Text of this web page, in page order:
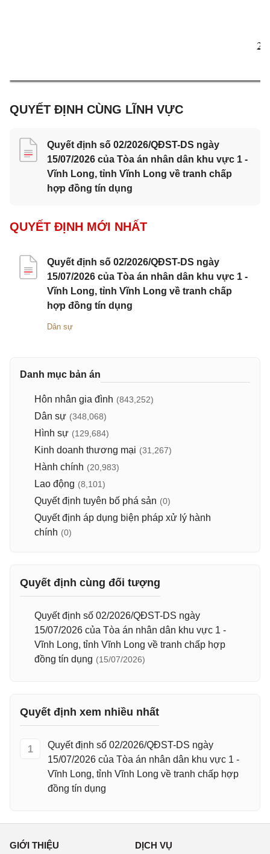
2
QUYẾT ĐỊNH CÙNG LĨNH VỰC
Quyết định số 02/2026/QĐST-DS ngày
15/07/2026 của Tòa án nhân dân khu vực 1 -
Vĩnh Long, tỉnh Vĩnh Long về tranh chấp
hợp đồng tín dụng
QUYẾT ĐỊNH MỚI NHẤT
Quyết định số 02/2026/QĐST-DS ngày
15/07/2026 của Tòa án nhân dân khu vực 1 -
Vĩnh Long, tỉnh Vĩnh Long về tranh chấp
hợp đồng tín dụng
Dân sự
Danh mục bản án
Hôn nhân gia đình (843,252)
Dân sự (348,068)
Hình sự (129,684)
Kinh doanh thương mại (31,267)
Hành chính (20,983)
Lao động (8,101)
Quyết định tuyên bố phá sản (0)
Quyết định áp dụng biện pháp xử lý hành
chính (0)
Quyết định cùng đối tượng
Quyết định số 02/2026/QĐST-DS ngày
15/07/2026 của Tòa án nhân dân khu vực 1 -
Vĩnh Long, tỉnh Vĩnh Long về tranh chấp hợp
đồng tín dụng (15/07/2026)
Quyết định xem nhiều nhất
1
Quyết định số 02/2026/QĐST-DS ngày
15/07/2026 của Tòa án nhân dân khu vực 1 -
Vĩnh Long, tỉnh Vĩnh Long về tranh chấp hợp
đồng tín dụng
GIỚI THIỆU DỊCH VỤ